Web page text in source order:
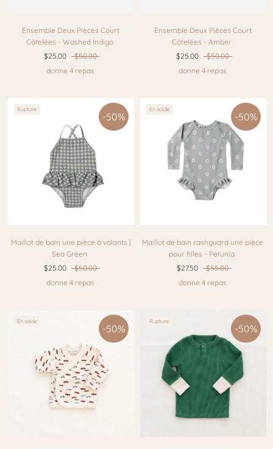
Ensemble Deux Pièces Court
Côtelées - Washed Indigo
$25.00
$50.00
donne 4 repas
Ensemble Deux Pièces Court
Côtelées - Amber
$25.00
$50.00
donne 4 repas
Rupture
Maillot de bain une pièce à volants |
Sea Green
$25.00
$50.00
donne 4 repas
-50%
En solde
Maillot de bain rashguard une pièce
pour filles - Petunia
$27.50
$55.00
donne 4 repas
-50%
En solde
-50%
Rupture
-50%